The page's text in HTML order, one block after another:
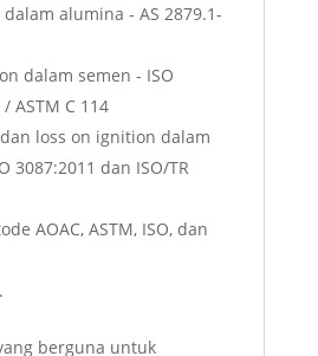
dalam alumina - AS 2879.1-
dalam semen - ISO
ASTM C 114
loss on ignition dalam
3087:2011 dan ISO/TR
AOAC, ASTM, ISO, dan
berguna untuk